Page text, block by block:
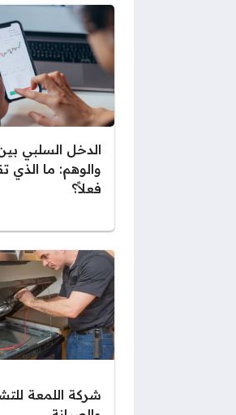
الدخل السلبي
والوهم: ما الذي
فعلاً؟
شركة اللمعة